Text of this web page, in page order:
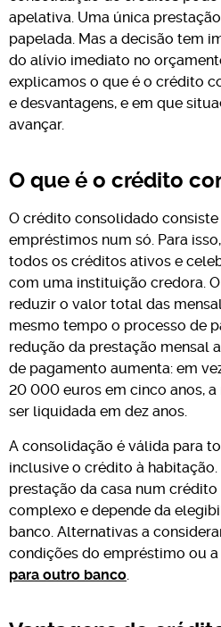
apelativa. Uma única
papelada. Mas a decisão tem
do alívio imediato no
explicamos o que é o crédito
e desvantagens, e em que
avançar.
O que é o crédito
O crédito consolidado
empréstimos num só. Para
todos os créditos ativos e
com uma instituição credora.
reduzir o valor total das
mesmo tempo o processo de
redução da prestação mensal
de pagamento aumenta: em
20 000 euros em cinco anos,
ser liquidada em dez anos.
A consolidação é válida para
inclusive o crédito à
prestação da casa num
complexo e depende da
banco. Alternativas a
condições do empréstimo ou a
para outro banco.